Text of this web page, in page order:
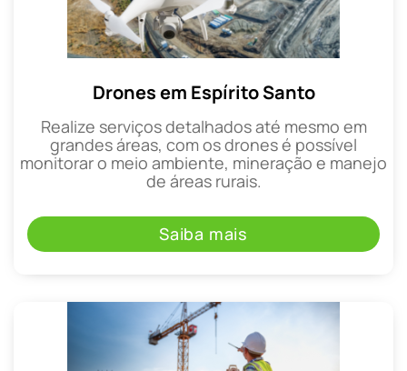
Drones em Espírito Santo
Realize serviços detalhados até mesmo em
grandes áreas, com os drones é possível
monitorar o meio ambiente, mineração e manejo
de áreas rurais.
Saiba mais